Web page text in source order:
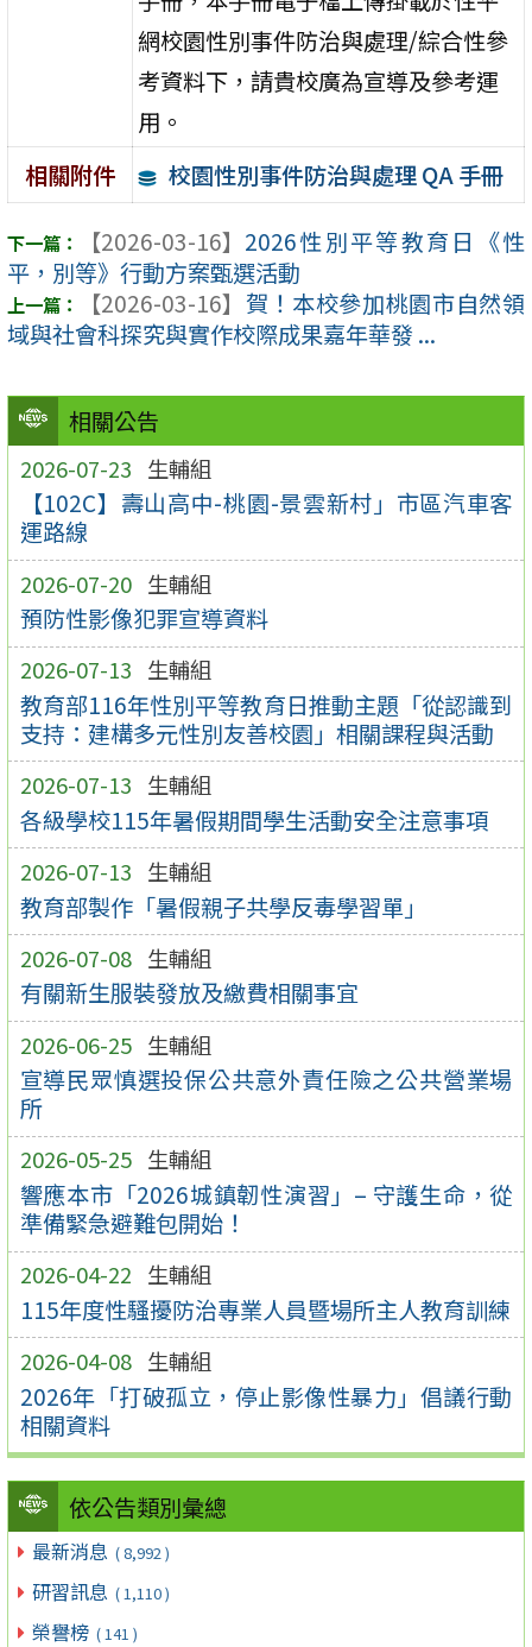
相關公告
2026-07-23 生輔組
【102C】壽山高中-桃園-景雲新村」市區汽車客
運路線
2026-07-20 生輔組
預防性影像犯罪宣導資料
2026-07-13 生輔組
教育部116年性別平等教育日推動主題「從認識到
支持：建構多元性別友善校園」相關課程與活動
2026-07-13 生輔組
各級學校115年暑假期間學生活動安全注意事項
2026-07-13 生輔組
教育部製作「暑假親子共學反毒學習單」
2026-07-08 生輔組
有關新生服裝發放及繳費相關事宜
2026-06-25 生輔組
宣導民眾慎選投保公共意外責任險之公共營業場
所
2026-05-25 生輔組
響應本市「2026城鎮韌性演習」– 守護生命，從
準備緊急避難包開始！
2026-04-22 生輔組
115年度性騷擾防治專業人員暨場所主人教育訓練
2026-04-08 生輔組
2026年「打破孤立，停止影像性暴力」倡議行動
相關資料
依公告類別彙總
最新消息 ( 8,992 )
研習訊息 ( 1,110 )
榮譽榜 ( 141 )
網校園性別事件防治與處理/綜合性參
考資料下，請貴校廣為宣導及參考運
用。
相關附件
校園性別事件防治與處理 QA 手冊
【2026-03-16】 2026性別平等教育日《性
平，別等》行動方案甄選活動
【2026-03-16】 賀！本校參加桃園市自然領
域與社會科探究與實作校際成果嘉年華發 ...